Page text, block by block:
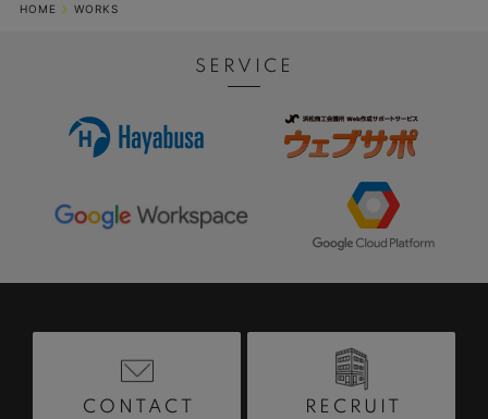
HOME WORKS
SERVICE
CONTACT RECRUIT